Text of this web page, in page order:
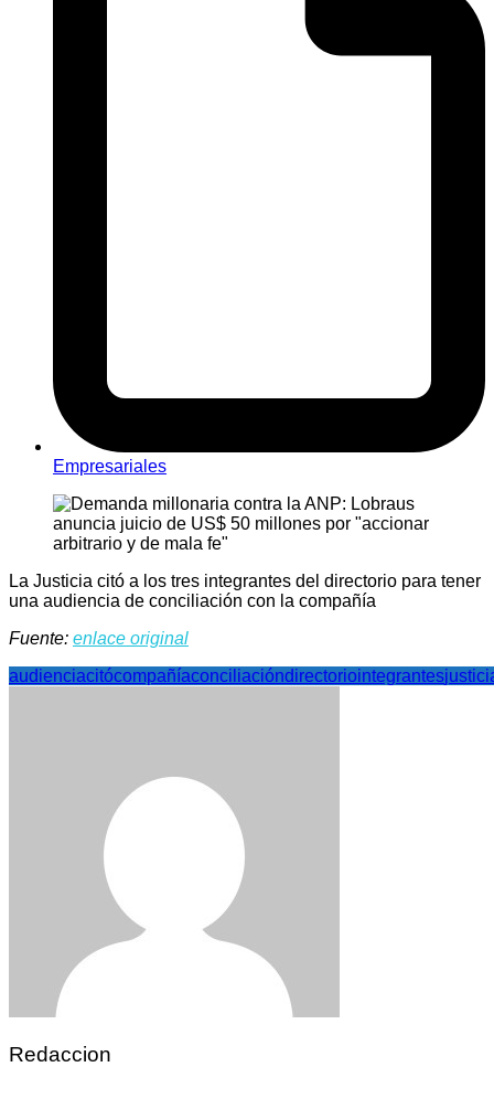
Empresariales
La Justicia citó a los tres integrantes del directorio para tener
una audiencia de conciliación con la compañía
Fuente: enlace original
audienciacitócompañíaconciliacióndirectoriointegrantes
Redaccion